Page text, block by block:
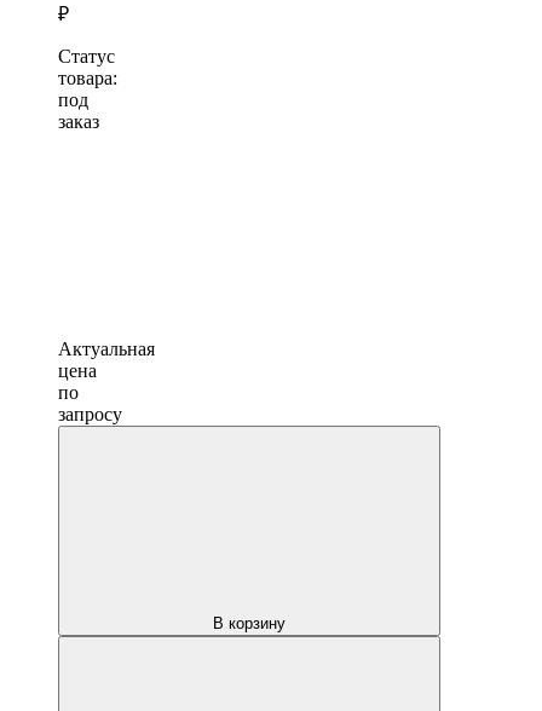
₽
Статус
товара:
под
заказ
Актуальная
цена
по
запросу
В корзину